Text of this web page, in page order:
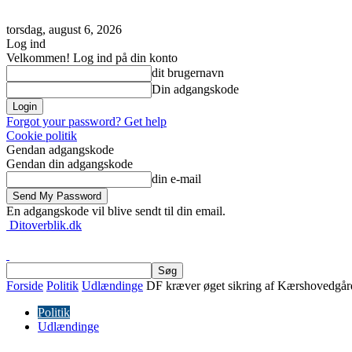
torsdag, august 6, 2026
Log ind
Velkommen! Log ind på din konto
dit brugernavn
Din adgangskode
Forgot your password? Get help
Cookie politik
Gendan adgangskode
Gendan din adgangskode
din e-mail
En adgangskode vil blive sendt til din email.
Ditoverblik.dk
Forside Politik Udlændinge DF kræver øget sikring af
Politik
Udlændinge